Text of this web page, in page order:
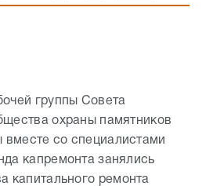
группы Совета
охраны памятников
вместе со специалистами
капремонта занялись
капитального ремонта